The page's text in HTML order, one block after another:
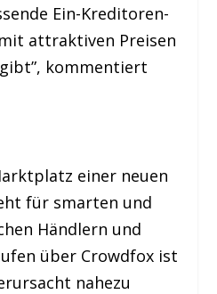
Ein-Kreditoren-
attraktiven Preisen
kommentiert
einer neuen
für smarten und
Händlern und
über Crowdfox ist
nahezu